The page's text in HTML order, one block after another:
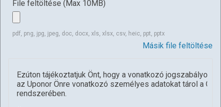
File feltöltése (Max 10MB)
pdf, png, jpg, jpeg, doc, docx, xls, xlsx, csv, heic, ppt, pptx
Másik file feltöltése
Ezúton tájékoztatjuk Önt, hogy a vonatkozó jogszabályok
az Uponor Önre vonatkozó személyes adatokat tárol a
rendszerében.